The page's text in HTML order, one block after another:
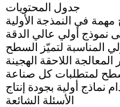
جدول المحتويات
في النمذجة الأولية
نموذج أولي عالي الدقة
المناسبة لتميّز السطح
اللاحقة الهجينة
لمتطلبات كل صناعة
نماذج أولية بجودة إنتاج
الأسئلة الشائعة